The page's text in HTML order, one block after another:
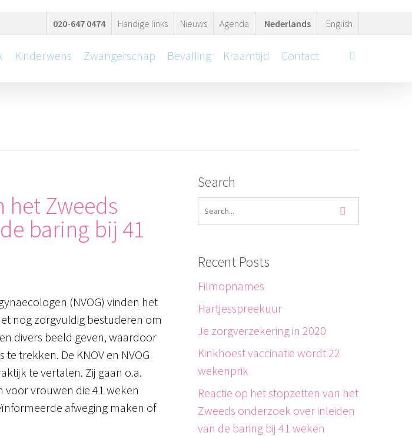
020-647 0474 Handige links Nieuws Agenda Nederlands English
Kinderwens Zwangerschap Bevalling Kraamtijd Contact
het Zweeds
baring bij 41
(NVOG) vinden het
nog zorgvuldig bestuderen om
divers beeld geven, waardoor
trekken. De KNOV en NVOG
te vertalen. Zij gaan o.a.
voor vrouwen die 41 weken
afweging maken of
Search
Recent Posts
Filmopnames
Hartjesspreekuur
Je zorgverzekering in 2020
Kinkhoest vaccinatie wordt 22
wekenprik
Reactie op het stopzetten van het
Zweeds onderzoek over inleiden
van de baring bij 41 weken